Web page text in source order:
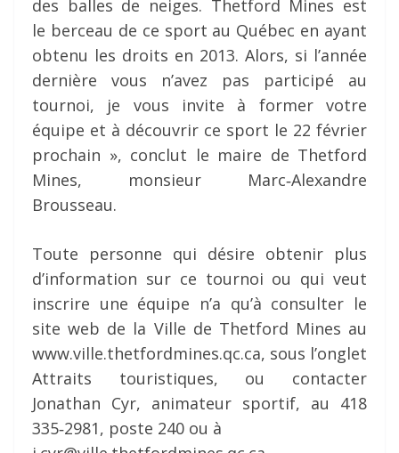
des balles de neiges. Thetford Mines est
le berceau de ce sport au Québec en ayant
obtenu les droits en 2013. Alors, si l’année
dernière vous n’avez pas participé au
tournoi, je vous invite à former votre
équipe et à découvrir ce sport le 22 février
prochain », conclut le maire de Thetford
Mines, monsieur Marc‐Alexandre
Brousseau.
Toute personne qui désire obtenir plus
d’information sur ce tournoi ou qui veut
inscrire une équipe n’a qu’à consulter le
site web de la Ville de Thetford Mines au
www.ville.thetfordmines.qc.ca, sous l’onglet
Attraits touristiques, ou contacter
Jonathan Cyr, animateur sportif, au 418
335‐2981, poste 240 ou à